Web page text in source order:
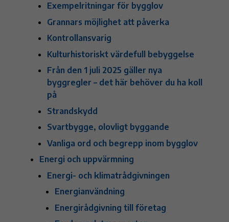
Exempelritningar för bygglov
Grannars möjlighet att påverka
Kontrollansvarig
Kulturhistoriskt värdefull bebyggelse
Från den 1 juli 2025 gäller nya
byggregler – det här behöver du ha koll
på
Strandskydd
Svartbygge, olovligt byggande
Vanliga ord och begrepp inom bygglov
Energi och uppvärmning
Energi- och klimatrådgivningen
Energianvändning
Energirådgivning till företag